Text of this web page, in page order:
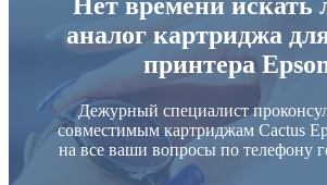
аналог картриджа
принтера
Дежурный специалист
совместимым картриджам Cactus
на все ваши вопросы по телефону